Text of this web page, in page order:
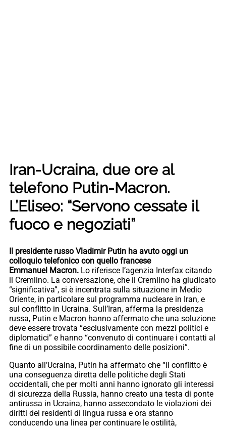
Iran-Ucraina, due ore al
telefono Putin-Macron.
L’Eliseo: “Servono cessate il
fuoco e negoziati”
Il presidente russo Vladimir Putin ha avuto oggi un
colloquio telefonico con quello francese
Emmanuel Macron. Lo riferisce l’agenzia Interfax citando
il Cremlino. La conversazione, che il Cremlino ha giudicato
“significativa”, si è incentrata sulla situazione in Medio
Oriente, in particolare sul programma nucleare in Iran, e
sul conflitto in Ucraina. Sull’Iran, afferma la presidenza
russa, Putin e Macron hanno affermato che una soluzione
deve essere trovata “esclusivamente con mezzi politici e
diplomatici” e hanno “convenuto di continuare i contatti al
fine di un possibile coordinamento delle posizioni”.
Quanto all’Ucraina, Putin ha affermato che “il conflitto è
una conseguenza diretta delle politiche degli Stati
occidentali, che per molti anni hanno ignorato gli interessi
di sicurezza della Russia, hanno creato una testa di ponte
antirussa in Ucraina, hanno assecondato le violazioni dei
diritti dei residenti di lingua russa e ora stanno
conducendo una linea per continuare le ostilità,